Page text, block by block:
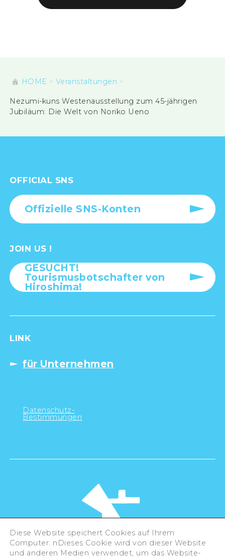
HOME Veranstaltungen
Nezumi-kuns Westenausstellung zum 45-jährigen
Jubiläum: Die Welt von Noriko Ueno
OFFICIAL SNS
Offizielle SNS-Konten
JOIN US !
GESUCHT!
Tourismusbotschafter von
Hiroshima!
LINK
für Unternehmen
Datenschutz-
Bestimmungen
Diese Website speichert Cookies auf Ihrem
Computer. nDieses Cookie wird von dieser Website
und anderen Medien verwendet, um das Website-